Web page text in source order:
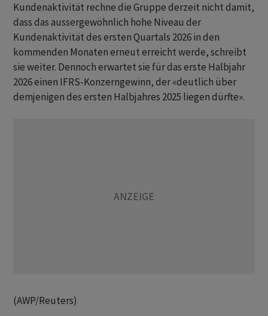
Kundenaktivität rechne die Gruppe derzeit nicht damit,
dass das aussergewöhnlich hohe Niveau der
Kundenaktivität des ersten Quartals 2026 in den
kommenden Monaten erneut erreicht werde, schreibt
sie weiter. Dennoch erwartet sie für das erste Halbjahr
2026 einen IFRS-Konzerngewinn, der «deutlich über
demjenigen des ersten Halbjahres 2025 liegen dürfte».
(AWP/Reuters)